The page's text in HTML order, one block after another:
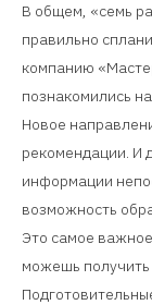
В общем, «семь
правильно
компанию
познакомились
Новое
рекомендации. И
информации
возможность
Это самое
можешь